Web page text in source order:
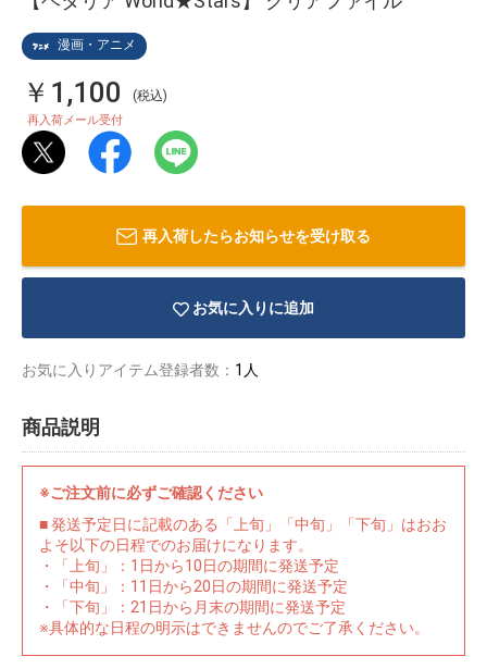
漫画・アニメ
￥1,100 (税込)
再入荷メール受付
再入荷したらお知らせを受け取る
お気に入りに追加
お気に入りアイテム登録者数： 1人
商品説明
※ご注文前に必ずご確認ください
■ 発送予定日に記載のある「上旬」「中旬」「下旬」はおお
よそ以下の日程でのお届けになります。
・「上旬」：1日から10日の期間に発送予定
・「中旬」：11日から20日の期間に発送予定
・「下旬」：21日から月末の期間に発送予定
※具体的な日程の明示はできませんのでご了承ください。
イラストレ
ーター
アダルトグ
ッズ